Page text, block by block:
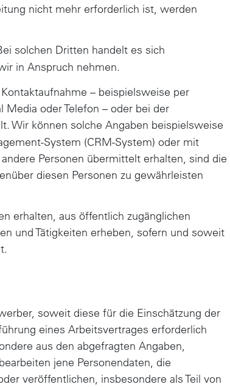
nicht mehr erforderlich ist, werden
solchen Dritten handelt es sich
in Anspruch nehmen.
– beispielsweise per
oder Telefon – oder bei der
Wir können solche Angaben beispielsweise
System (CRM-System) oder mit
Personen übermittelt erhalten, sind die
diesen Personen zu gewährleisten
erhalten, aus öffentlich zugänglichen
und Tätigkeiten erheben, sofern und soweit
soweit diese für die Einschätzung der
eines Arbeitsvertrages erforderlich
aus den abgefragten Angaben,
jene Personendaten, die
veröffentlichen, insbesondere als Teil von